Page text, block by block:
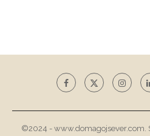
©2024 - www.domagojsever.com.